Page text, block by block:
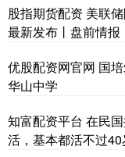
股指期货配资 美联
最新发布丨盘前情报
优股配资网官网 国
华山中学
知富配资平台 在民
活，基本都活不过40